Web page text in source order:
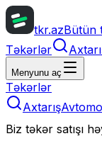
tkr.azBütün
Təkərlər
Menyunu aç
Təkərlər
Axtarış
Biz təkər satışı